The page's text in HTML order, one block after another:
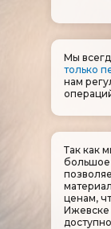
Мы
только
нам
Так как
большое
ценам,
Ижевске​​​​​​​